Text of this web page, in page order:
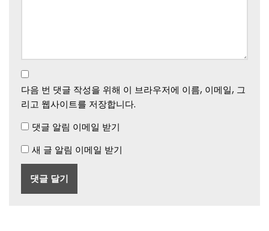
다음 번 댓글 작성을 위해 이 브라우저에 이름, 이메일, 그
리고 웹사이트를 저장합니다.
댓글 알림 이메일 받기
새 글 알림 이메일 받기